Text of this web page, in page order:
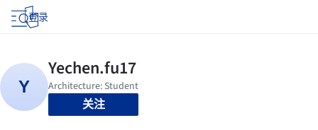
登录
关注